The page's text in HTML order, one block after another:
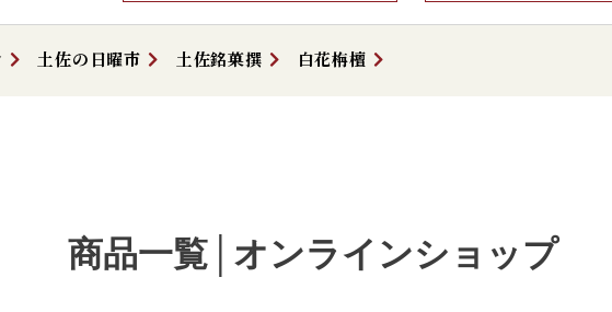
土佐の日曜市 土佐銘菓撰 白花栴檀
商品一覧│オンラインショップ